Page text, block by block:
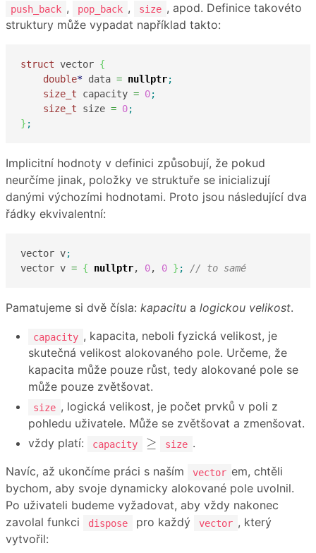
push_back , pop_back , size , apod. Definice takovéto
struktury může vypadat například takto:
struct vector {
double* data = nullptr;
size_t capacity = 0;
size_t size = 0;
} ;
Implicitní hodnoty v definici způsobují, že pokud
neurčíme jinak, položky ve struktuře se inicializují
danými výchozími hodnotami. Proto jsou následující dva
řádky ekvivalentní:
vector v;
vector v = { nullptr, 0, 0 } ; // to samé
Pamatujeme si dvě čísla: kapacitu a logickou velikost.
capacity , kapacita, neboli fyzická velikost, je
skutečná velikost alokovaného pole. Určeme, že
kapacita může pouze růst, tedy alokované pole se
může pouze zvětšovat.
size , logická velikost, je počet prvků v poli z
pohledu uživatele. Může se zvětšovat a zmenšovat.
vždy platí:
capacity ≥
≥ size .
Navíc, až ukončíme práci s naším
vector em, chtěli
bychom, aby svoje dynamicky alokované pole uvolnil.
Po uživateli budeme vyžadovat, aby vždy nakonec
zavolal funkci
dispose pro každý vector , který
vytvořil: